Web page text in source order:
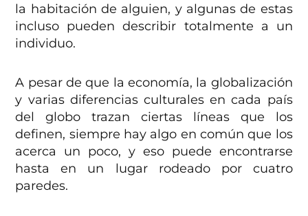
la habitación de alguien, y algunas de estas
incluso pueden describir totalmente a un
individuo.
A pesar de que la economía, la globalización
y varias diferencias culturales en cada país
del globo trazan ciertas líneas que los
definen, siempre hay algo en común que los
acerca un poco, y eso puede encontrarse
hasta en un lugar rodeado por cuatro
paredes.